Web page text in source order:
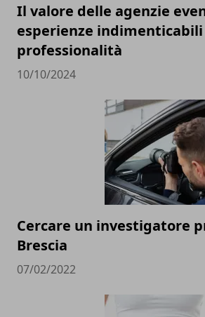
Il valore delle agenzie
esperienze indimenticabili
professionalità
10/10/2024
Cercare un investigatore
Brescia
07/02/2022